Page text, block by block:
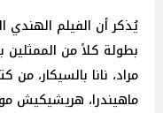
بطولة كلاً من الممثلين
مراد، نانا بالسيكار،
ماهيندرا، هريشيكيش